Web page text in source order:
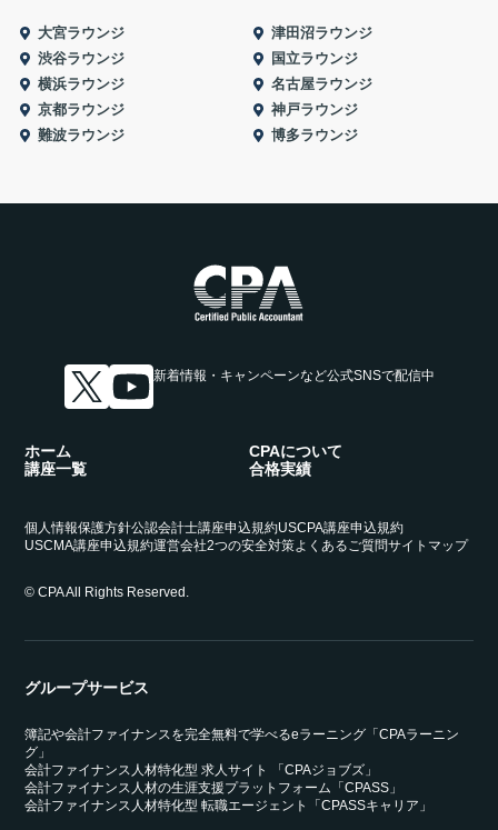
大宮ラウンジ
津田沼ラウンジ
渋谷ラウンジ
国立ラウンジ
横浜ラウンジ
名古屋ラウンジ
京都ラウンジ
神戸ラウンジ
難波ラウンジ
博多ラウンジ
新着情報・キャンペーンなど公式SNSで配信中
ホーム
CPAについて
講座一覧
合格実績
個人情報保護方針公認会計士講座申込規約USCPA講座申込規約
USCMA講座申込規約運営会社2つの安全対策よくあるご質問サイトマップ
© CPA All Rights Reserved.
グループサービス
簿記や会計ファイナンスを完全無料で学べるeラーニング「CPAラーニン
グ」
会計ファイナンス人材特化型 求人サイト 「CPAジョブズ」
会計ファイナンス人材の生涯支援プラットフォーム「CPASS」
会計ファイナンス人材特化型 転職エージェント「CPASSキャリア」